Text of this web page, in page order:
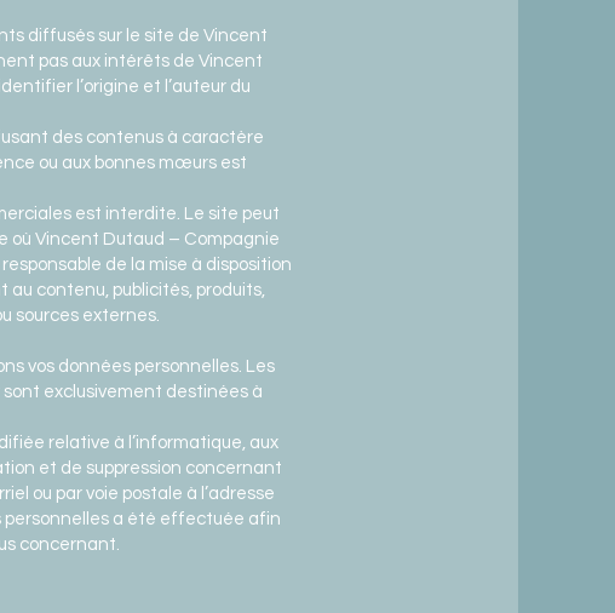
diffusés sur le site de Vincent
pas aux intérêts de Vincent
l’origine et l’auteur du
des contenus à caractère
ou aux bonnes mœurs est
est interdite. Le site peut
où Vincent Dutaud – Compagnie
de la mise à disposition
au contenu, publicités, produits,
sources externes.
vos données personnelles. Les
exclusivement destinées à
relative à l’informatique, aux
et de suppression concernant
ou par voie postale à l’adresse
personnelles a été effectuée afin
concernant.